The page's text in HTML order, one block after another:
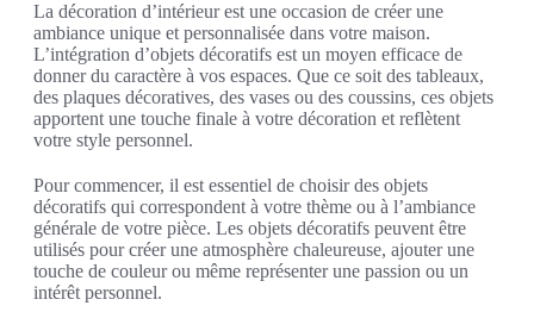
La décoration d’intérieur est une occasion de créer une
ambiance unique et personnalisée dans votre maison.
L’intégration d’objets décoratifs est un moyen efficace de
donner du caractère à vos espaces. Que ce soit des tableaux,
des plaques décoratives, des vases ou des coussins, ces objets
apportent une touche finale à votre décoration et reflètent
votre style personnel.
Pour commencer, il est essentiel de choisir des objets
décoratifs qui correspondent à votre thème ou à l’ambiance
générale de votre pièce. Les objets décoratifs peuvent être
utilisés pour créer une atmosphère chaleureuse, ajouter une
touche de couleur ou même représenter une passion ou un
intérêt personnel.